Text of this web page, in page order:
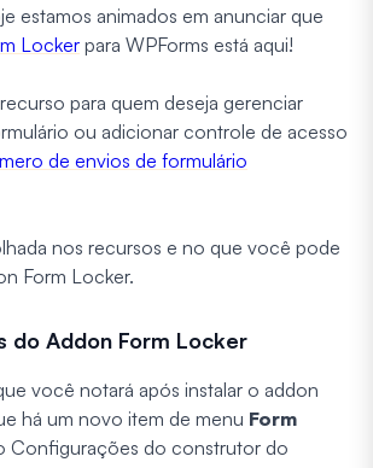
estamos animados em anunciar que
Locker para WPForms está aqui!
para quem deseja gerenciar
ou adicionar controle de acesso
de envios de formulário
nos recursos e no que você pode
Form Locker.
do Addon Form Locker
você notará após instalar o addon
há um novo item de menu Form
Configurações do construtor do